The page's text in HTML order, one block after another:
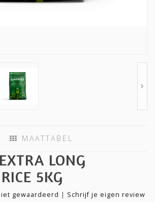
MAATTABEL
LONG
5KG
gewaardeerd | Schrijf je eigen review